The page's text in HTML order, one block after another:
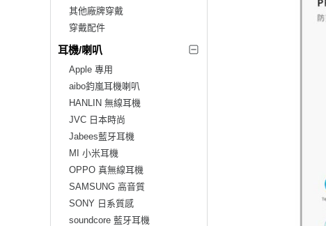
其他廠牌穿戴
穿戴配件
耳機/喇叭
Apple 專用
aibo鈞嵐耳機喇叭
HANLIN 無線耳機
JVC 日本時尚
Jabees藍牙耳機
MI 小米耳機
OPPO 真無線耳機
SAMSUNG 高音質
SONY 日系質感
soundcore 藍牙耳機